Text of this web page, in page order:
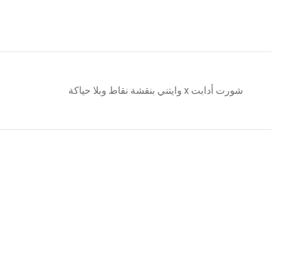
شورت أدابت x وايتني بنقشة نقاط وبلا حياكة